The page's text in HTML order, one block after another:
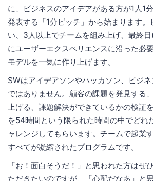
に、ビジネスのアイデアがある方が1人1
発表する「1分ピッチ」から始まります
い、3人以上でチームを組み上げ、最終
にユーザーエクスペリエンスに沿った必
モデルを一気に作り上げます。
SWはアイデアソンやハッカソン、ビジ
ではありません。顧客の課題を発見する
上げる、課題解決ができているかの検証
を54時間という限られた時間の中でどれ
ャレンジしてもらいます。チームで起業
すべてが凝縮されたプログラムです。
「お！面白そうだ！」と思われた方はぜ
ただきたいのですが、「心配だなあ」と